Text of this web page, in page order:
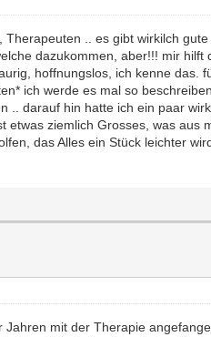
.. es gibt wirkilch
dazukommen, aber!!! mir
hoffnungslos, ich kenne
ich werde es mal so
.. darauf hin hatte ich ein paar
ziemlich Grosses, was
das Alles ein Stück leichter
mit der Therapie